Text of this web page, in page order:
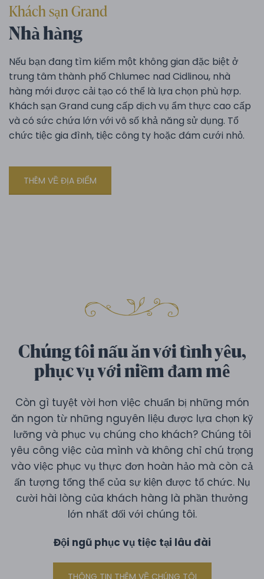
Khách sạn Grand
Nhà hàng
Nếu bạn đang tìm kiếm một không gian đặc biệt ở
trung tâm thành phố Chlumec nad Cidlinou, nhà
hàng mới được cải tạo có thể là lựa chọn phù hợp.
Khách sạn Grand cung cấp dịch vụ ẩm thực cao cấp
và có sức chứa lớn với vô số khả năng sử dụng. Tổ
chức tiệc gia đình, tiệc công ty hoặc đám cưới nhỏ.
THÊM VỀ ĐỊA ĐIỂM
Chúng tôi nấu ăn với tình yêu,
phục vụ với niềm đam mê
Còn gì tuyệt vời hơn việc chuẩn bị những món
ăn ngon từ những nguyên liệu được lựa chọn kỹ
lưỡng và phục vụ chúng cho khách? Chúng tôi
yêu công việc của mình và không chỉ chú trọng
vào việc phục vụ thực đơn hoàn hảo mà còn cả
ấn tượng tổng thể của sự kiện được tổ chức. Nụ
cười hài lòng của khách hàng là phần thưởng
lớn nhất đối với chúng tôi.
Đội ngũ phục vụ tiệc tại lâu đài
THÔNG TIN THÊM VỀ CHÚNG TÔI